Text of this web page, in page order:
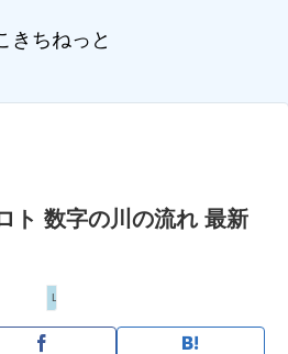
きちねっと
ト 数字の川の流れ 最新
Loto